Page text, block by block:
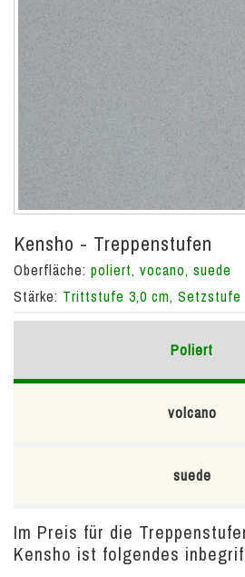
Kensho - Treppenstufen
Oberfläche: poliert, vocano, suede
Stärke: Trittstufe 3,0 cm, Setzstufe
Poliert
volcano
suede
Im Preis für die
Kensho ist folgendes